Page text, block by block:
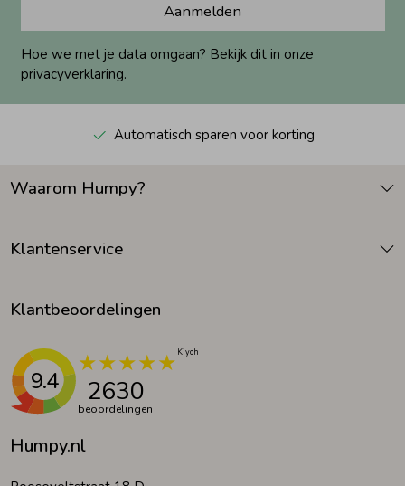
Aanmelden
Hoe we met je data omgaan? Bekijk dit in onze
privacyverklaring.
Automatisch sparen voor korting
Humpy.nl
Waarom Humpy?
Klantenservice
Klantbeoordelingen
9.4 2630
beoordelingen